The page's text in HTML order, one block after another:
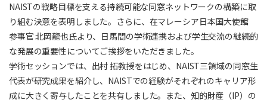
NAISTの戦略目標を支える持続可能な同窓ネットワークの構築に取
り組む決意を表明しました。さらに、在マレーシア日本国大使館
参事官 北岡龍也氏より、日馬間の学術連携および学生交流の継続的
な発展の重要性についてご挨拶をいただきました。
学術セッションでは、出村 拓教授をはじめ、NAIST三領域の同窓生
代表が研究成果を紹介し、NAISTでの経験がそれぞれのキャリア形
成に大きく寄与したことを共有しました。また、知的財産（IP）の